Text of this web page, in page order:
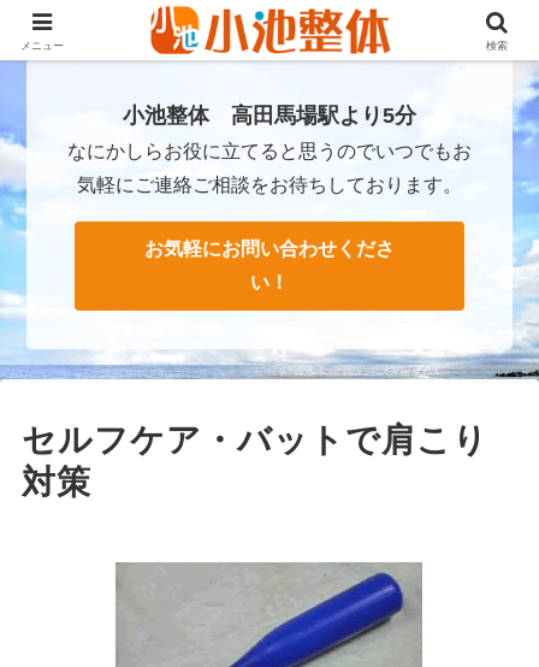
ＪＲ山手線高田馬場駅より徒歩3分・早稲田・新大久保からも至近
小池整体 高田馬場駅より5分
なにかしらお役に立てると思うのでいつでもお
気軽にご連絡ご相談をお待ちしております。
お気軽にお問い合わせくださ
い！
セルフケア・バットで肩こり
対策
メニュー 検索